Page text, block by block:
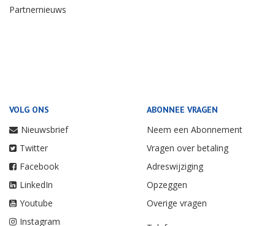
Partnernieuws
VOLG ONS
Nieuwsbrief
Twitter
Facebook
LinkedIn
Youtube
Instagram
ABONNEE VRAGEN
Neem een Abonnement
Vragen over betaling
Adreswijziging
Opzeggen
Overige vragen